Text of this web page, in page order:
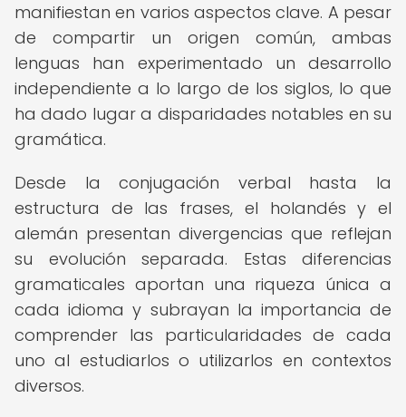
manifiestan en varios aspectos clave. A pesar
de compartir un origen común, ambas
lenguas han experimentado un desarrollo
independiente a lo largo de los siglos, lo que
ha dado lugar a disparidades notables en su
gramática.
Desde la conjugación verbal hasta la
estructura de las frases, el holandés y el
alemán presentan divergencias que reflejan
su evolución separada. Estas diferencias
gramaticales aportan una riqueza única a
cada idioma y subrayan la importancia de
comprender las particularidades de cada
uno al estudiarlos o utilizarlos en contextos
diversos.